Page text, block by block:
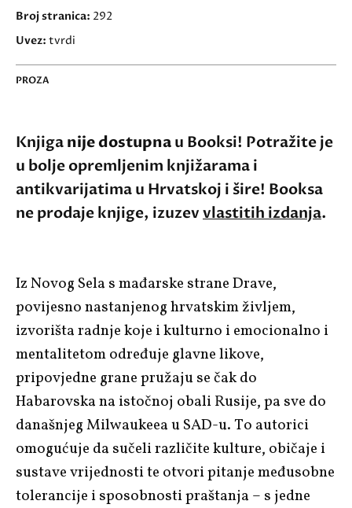
Broj stranica: 292
Uvez: tvrdi
PROZA
Knjiganije dostupnau Booksi! Potražite je
u bolje opremljenim knjižarama i
antikvarijatima u Hrvatskoj i šire! Booksa
ne prodaje knjige, izuzevvlastitih izdanja.
Iz Novog Sela s mađarske strane Drave,
povijesno nastanjenog hrvatskim življem,
izvorišta radnje koje i kulturno i emocionalno i
mentalitetom određuje glavne likove,
pripovjedne grane pružaju se čak do
Habarovska na istočnoj obali Rusije, pa sve do
današnjeg Milwaukeea u SAD-u. To autorici
omogućuje da sučeli različite kulture, običaje i
sustave vrijednosti te otvori pitanje međusobne
tolerancije i sposobnosti praštanja – s jedne